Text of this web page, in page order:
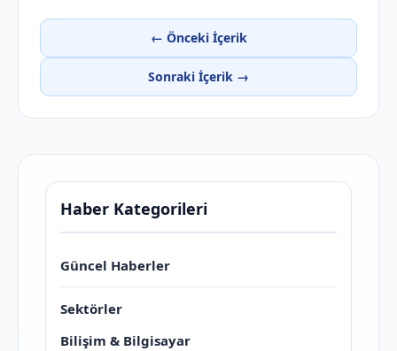
← Önceki İçerik
Sonraki İçerik →
Haber Kategorileri
Güncel Haberler
Sektörler
Bilişim & Bilgisayar